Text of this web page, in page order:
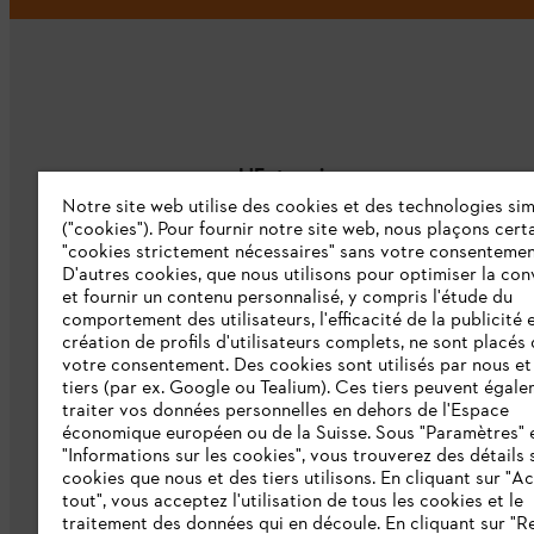
L'Entreprise
À propos de nous
Catalogue
Informations aux fournisseurs
Système d'alerte STIHL
Notre site web utilise des cookies et des technologies
("cookies"). Pour fournir notre site web, nous plaçons
"cookies strictement nécessaires" sans votre
D'autres cookies, que nous utilisons pour optimiser la
et fournir un contenu personnalisé, y compris l'étude du
comportement des utilisateurs, l'efficacité de la publicité
création de profils d'utilisateurs complets, ne sont placés
votre consentement. Des cookies sont utilisés par nous
tiers (par ex. Google ou Tealium). Ces tiers peuvent
traiter vos données personnelles en dehors de l'Espace
économique européen ou de la Suisse. Sous "Paramètres"
"Informations sur les cookies", vous trouverez des détails
cookies que nous et des tiers utilisons. En cliquant sur
tout", vous acceptez l'utilisation de tous les cookies et le
traitement des données qui en découle. En cliquant sur